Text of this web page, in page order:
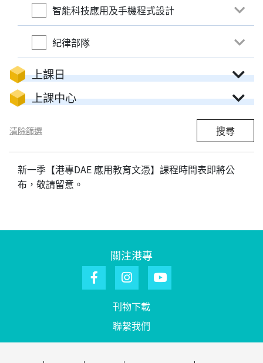
智能科技應用及手機程式設計
紀律部隊
上課日
上課中心
清除篩選 搜尋
新一季【港專DAE 應用教育文憑】課程時間表即將公
布，敬請留意。
關注港專
刊物下載
聯繫我們